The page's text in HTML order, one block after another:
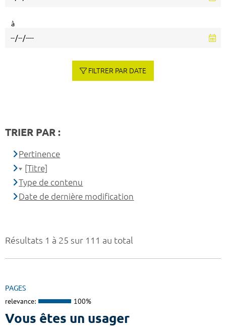
Résultats 1 à 25 sur 111 au total
PAGES
relevance: 100%
Vous êtes un usager
à
FILTRER PAR DATE
TRIER PAR :
Pertinence
[Titre]
Type de contenu
Date de dernière modification